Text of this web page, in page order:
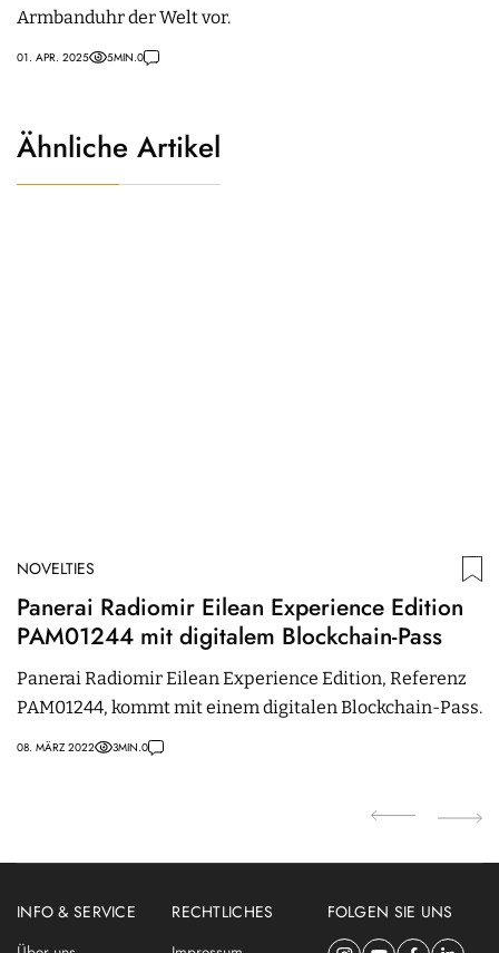
Armbanduhr der Welt vor.
01. APR. 2025 5MIN.0
Ähnliche Artikel
NOVELTIES
Panerai Radiomir Eilean Experience Edition
PAM01244 mit digitalem Blockchain-Pass
Panerai Radiomir Eilean Experience Edition, Referenz
PAM01244, kommt mit einem digitalen Blockchain-Pass.
08. MÄRZ 2022 3MIN.0
INFO & SERVICE
RECHTLICHES
FOLGEN SIE UNS